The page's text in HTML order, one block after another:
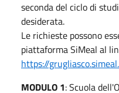
seconda del ciclo di
desiderata.
Le richieste possono
piattaforma SiMeal al
https://
MODULO 1: Scuola